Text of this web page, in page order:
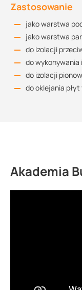
Zastosowanie
jako warstwa
jako warstwa
do izolacji
do
do izolacji
do oklejania płyt
Akademia